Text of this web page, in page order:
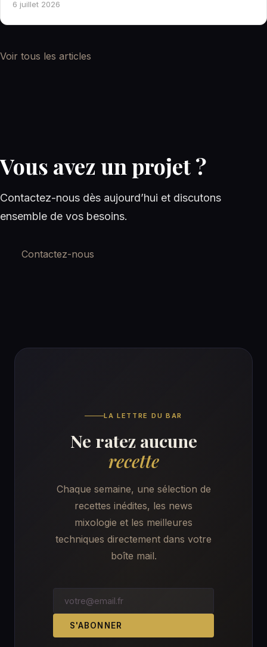
6 juillet 2026
Voir tous les articles
Vous avez un projet ?
Contactez-nous dès aujourd’hui et discutons
ensemble de vos besoins.
Contactez-nous
LA LETTRE DU BAR
Ne ratez aucune
recette
Chaque semaine, une sélection de
recettes inédites, les news
mixologie et les meilleures
techniques directement dans votre
boîte mail.
S'ABONNER